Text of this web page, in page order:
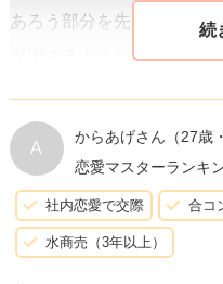
あろう部分を先回りして
感謝するようなサポート
ます。
また、会社のイベントや飲
方法です。あくまでも業
仕事以外の側面を見せる
A
からあげさん （27歳
恋愛マスターランキ
社内恋愛で交際 合コ
水商売（3年以上）